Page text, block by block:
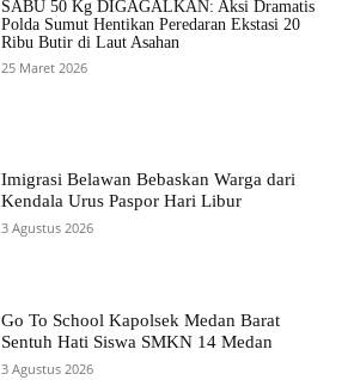
SABU 50 Kg DIGAGALKAN: Aksi Dramatis
Polda Sumut Hentikan Peredaran Ekstasi 20
Ribu Butir di Laut Asahan
25 Maret 2026
Imigrasi Belawan Bebaskan Warga dari
Kendala Urus Paspor Hari Libur
3 Agustus 2026
Go To School Kapolsek Medan Barat
Sentuh Hati Siswa SMKN 14 Medan
3 Agustus 2026